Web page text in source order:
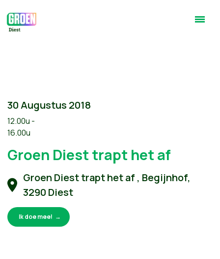
30 Augustus 2018
12.00u -
16.00u
Groen Diest trapt het af
Groen Diest trapt het af , Begijnhof,
3290 Diest
Ik doe mee!